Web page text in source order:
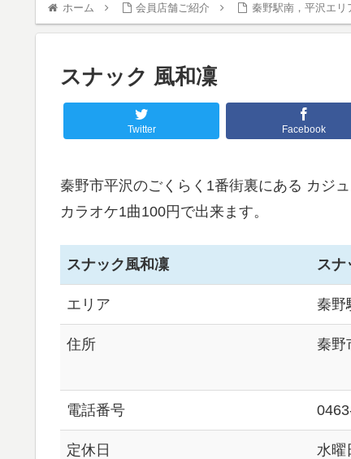
ホーム 会員店舗ご紹介 秦野駅南，平沢エリ
スナック 風和凜
Twitter Facebook
秦野市平沢のごくらく1番街裏にある カジ
カラオケ1曲100円で出来ます。
スナック風和凜 スナ
エリア 秦野
住所 秦野
電話番号
定休日 水曜